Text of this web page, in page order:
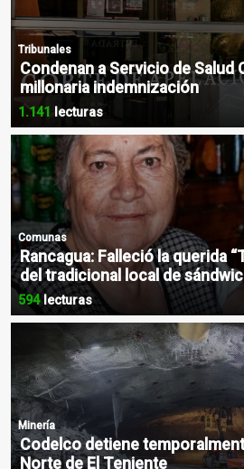
Tribunales
Condenan a Servicio de Salud
millonaria indemnización
1.141 lecturas
Comunas
Rancagua: Falleció la querida
del tradicional local de
594lecturas
Minería
Codelco detiene
Norte de El Teniente